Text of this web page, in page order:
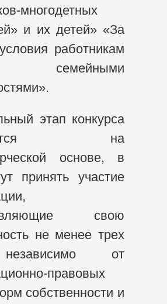
многодетных
и их детей» «За
работникам
этап конкурса
на
основе, в
принять участие
свою
не менее трех
от
правовых
собственности и